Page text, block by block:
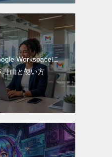
Workspaceに
理由と使い方